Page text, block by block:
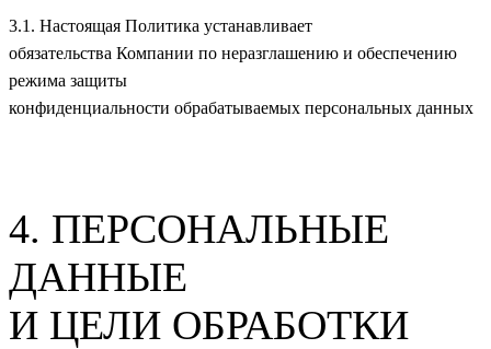
3.1. Настоящая Политика устанавливает
обязательства Компании по неразглашению и обеспечению
режима защиты
конфиденциальности обрабатываемых персональных данных
4. ПЕРСОНАЛЬНЫЕ
ДАННЫЕ
И ЦЕЛИ ОБРАБОТКИ